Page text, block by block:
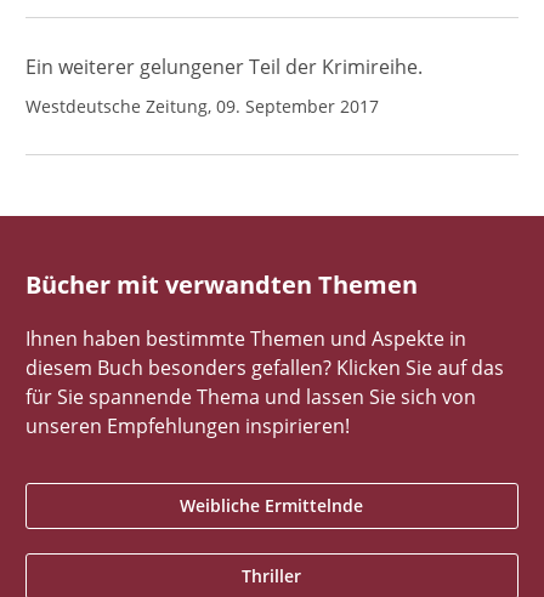
Ein weiterer gelungener Teil der Krimireihe.
Westdeutsche Zeitung, 09. September 2017
Bücher mit verwandten Themen
Ihnen haben bestimmte Themen und Aspekte in
diesem Buch besonders gefallen? Klicken Sie auf das
für Sie spannende Thema und lassen Sie sich von
unseren Empfehlungen inspirieren!
Weibliche Ermittelnde
Thriller